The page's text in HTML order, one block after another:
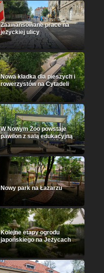
Zaawansowane prace na
jeżyckiej ulicy
Nowa kładka dla pieszych i
rowerzystów na Cytadeli
W Nowym Zoo powstaje
pawilon z salą edukacyjną
Nowy park na Łazarzu
Kolejne etapy ogrodu
japońskiego na Jeżycach